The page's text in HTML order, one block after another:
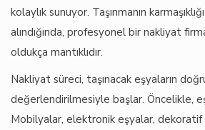
kolaylık sunuyor. Taşınmanın
alındığında, profesyonel bir nakliyat
oldukça mantıklıdır.
Nakliyat süreci, taşınacak eşyaların
değerlendirilmesiyle başlar. Öncelikle,
Mobilyalar, elektronik eşyalar, dekoratif